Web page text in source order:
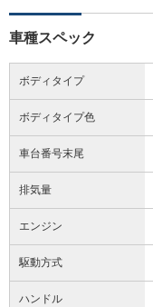
車種スペック
ボディタイプ
ボディタイプ色
車台番号末尾
排気量
エンジン
駆動方式
ハンドル